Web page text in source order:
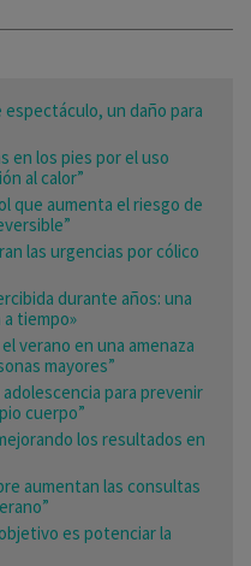
un daño para
en los pies por el uso
al calor”
que aumenta el riesgo de
las urgencias por cólico
durante años: una
tiempo»
verano en una amenaza
mayores”
para prevenir
cuerpo”
los resultados en
aumentan las consultas
es potenciar la